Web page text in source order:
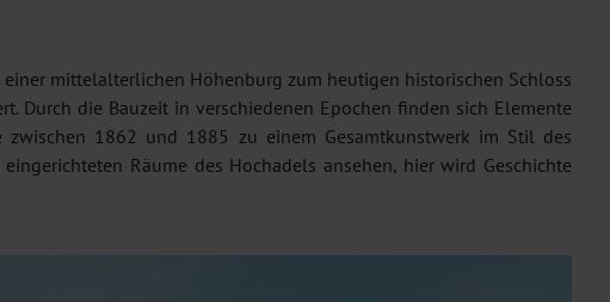
einer mittelalterlichen Höhenburg zum heutigen historischen Schloss
Durch die Bauzeit in verschiedenen Epochen finden sich Elemente
zwischen 1862 und 1885 zu einem Gesamtkunstwerk im Stil des
Räume des Hochadels ansehen, hier wird Geschichte